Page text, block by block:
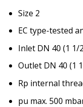
Size 2
EC type-tested
Inlet DN 40 (1 1/
Outlet DN 40 (1
Rp internal
pu max. 500